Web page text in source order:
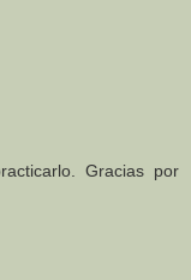
Gracias por